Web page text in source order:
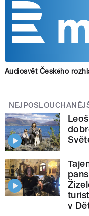
Audiosvět Českého
v